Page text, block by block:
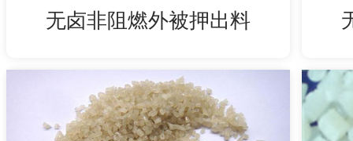
无卤非阻燃外被押出料